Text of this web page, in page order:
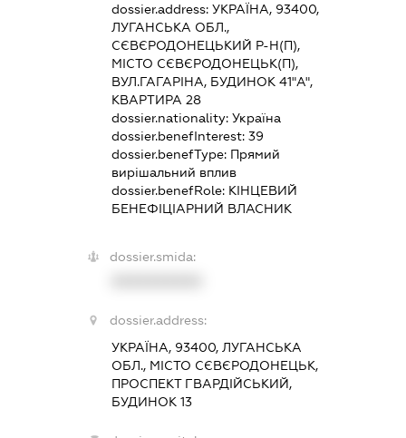
dossier.address: УКРАЇНА, 93400,
ЛУГАНСЬКА ОБЛ.,
СЄВЄРОДОНЕЦЬКИЙ Р-Н(П),
МІСТО СЄВЄРОДОНЕЦЬК(П),
ВУЛ.ГАГАРІНА, БУДИНОК 41"А",
КВАРТИРА 28
dossier.nationality: Україна
dossier.benefInterest: 39
dossier.benefType: Прямий
вирішальний вплив
dossier.benefRole: КІНЦЕВИЙ
БЕНЕФІЦІАРНИЙ ВЛАСНИК
dossier.smida:
dossier.address:
УКРАЇНА, 93400, ЛУГАНСЬКА
ОБЛ., МІСТО СЄВЄРОДОНЕЦЬК,
ПРОСПЕКТ ГВАРДІЙСЬКИЙ,
БУДИНОК 13